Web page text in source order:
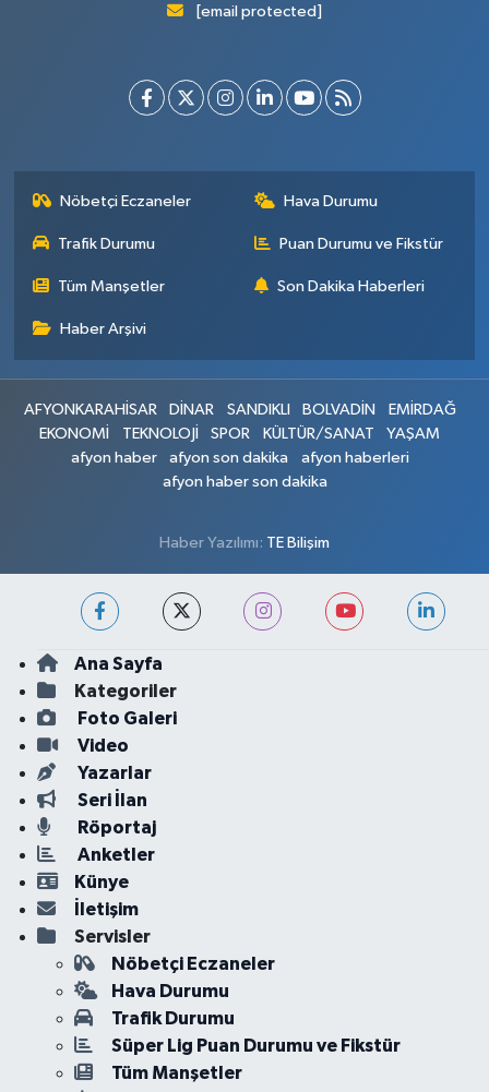
[email protected]
Nöbetçi Eczaneler Hava Durumu
Trafik Durumu Puan Durumu ve Fikstür
Tüm Manşetler Son Dakika Haberleri
Haber Arşivi
AFYONKARAHİSAR DİNAR SANDIKLI BOLVADİN
EMİRDAĞ
EKONOMİ
TEKNOLOJİ SPOR KÜLTÜR/SANAT
YAŞAM
afyon haber
afyon son dakika
afyon haberleri
afyon haber son dakika
Haber Yazılımı: TE Bilişim
Ana Sayfa
Kategoriler
Foto Galeri
Video
Yazarlar
Seri İlan
Röportaj
Anketler
Künye
İletişim
Servisler
Nöbetçi Eczaneler
Hava Durumu
Trafik Durumu
Süper Lig Puan Durumu ve Fikstür
Tüm Manşetler